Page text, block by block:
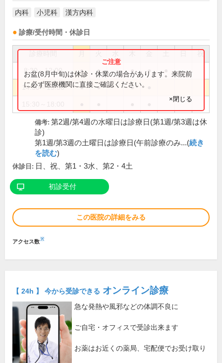
内科 小児科 漢方内科
診療/受付時間・休診日
祝
8:30～12:00 ● ● ● ●
14:30～15:30 ● ● ●
お盆(8月中旬)は休診・休業の場合があります。来院前
に必ず医療機関に直接ご確認ください。
×閉じる
備考: 第2週/第4週の水曜日は診療日(第1週/第3週は休
診)
第1週/第3週の土曜日は診療日(午前診療のみ...(続き
を読む)
休診日: 日、祝、第1・3水、第2・4土
初診受付
この医院の詳細をみる
アクセス数※
【 24h 】 今から受診できる オンライン診療
急な発熱や風邪などの体調不良に
ご自宅・オフィスで受診出来ます
お薬はお近くの薬局、宅配便でお受け取り